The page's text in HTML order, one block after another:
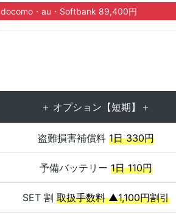
docomo・au・Softbank 89,400円
＋ オプション【短期】＋
盗難損害補償料 1日 330円
予備バッテリー 1日 110円
SET 割 取扱手数料 ▲1,100円割引